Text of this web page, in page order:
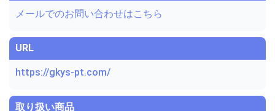
メールでのお問い合わせはこちら
URL
https://gkys-pt.com/
取り扱い商品